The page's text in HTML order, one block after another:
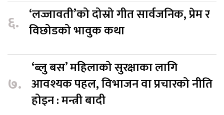
६. ‘लज्जावती’को दोस्रो गीत सार्वजनिक, प्रेम र
विछोडको भावुक कथा
७.
‘ब्लु बस’ महिलाको सुरक्षाका लागि
आवश्यक पहल, विभाजन वा प्रचारको नीति
होइन : मन्त्री बादी